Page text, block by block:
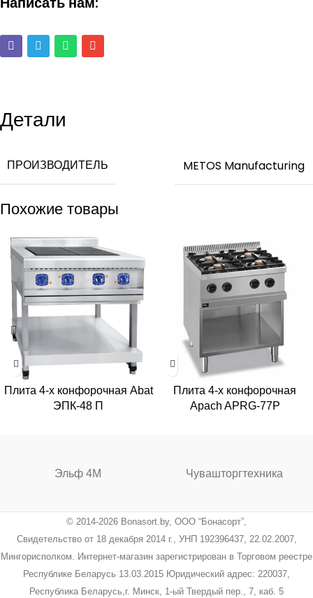
Детали
ПРОИЗВОДИТЕЛЬ METOS Manufacturing
Похожие товары
Плита 4-х конфорочная Abat
ЭПК-48 П
Плита 4-х конфорочная
Apach APRG-77P
Эльф 4М Чувашторгтехника
© 2014-2026 Bonasort.by, ООО “Бонасорт”,
Свидетельство от 18 декабря 2014 г., УНП 192396437, 22.02.2007,
Мингорисполком. Интернет-магазин зарегистрирован в Торговом реестре
Республике Беларусь 13.03.2015 Юридический адрес: 220037,
Республика Беларусь,г. Минск, 1-ый Твердый пер., 7, каб. 5